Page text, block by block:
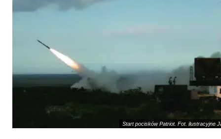
Start pocisków Patriot. Fot. ilustracyjne